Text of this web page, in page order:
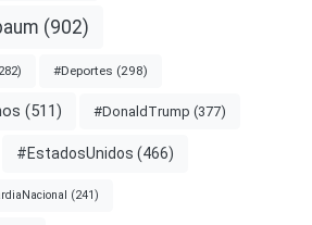
(902)
#Deportes (298)
(511) #DonaldTrump (377)
#EstadosUnidos (466)
(241)